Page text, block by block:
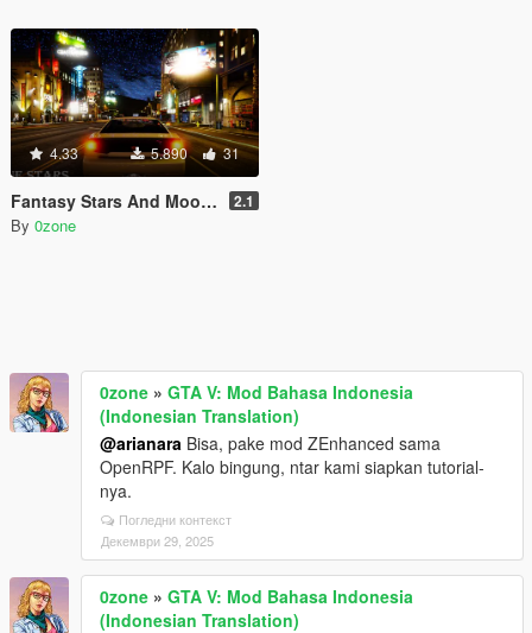
4.33 5.890 31
Fantasy Stars And Moon Pack 2.1
By 0zone
0zone » GTA V: Mod Bahasa Indonesia
(Indonesian Translation)
@arianara Bisa, pake mod ZEnhanced sama
OpenRPF. Kalo bingung, ntar kami siapkan tutorial-
nya.
Погледни контекст
Декември 29, 2025
0zone » GTA V: Mod Bahasa Indonesia
(Indonesian Translation)